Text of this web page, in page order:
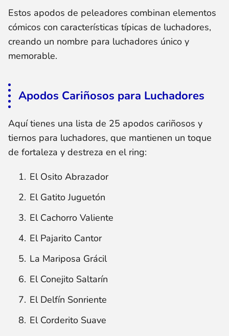
Estos apodos de peleadores combinan elementos
cómicos con características típicas de luchadores,
creando un nombre para luchadores único y
memorable.
Apodos Cariñosos para Luchadores
Aquí tienes una lista de 25 apodos cariñosos y
tiernos para luchadores, que mantienen un toque
de fortaleza y destreza en el ring:
El Osito Abrazador
El Gatito Juguetón
El Cachorro Valiente
El Pajarito Cantor
La Mariposa Grácil
El Conejito Saltarín
El Delfín Sonriente
El Corderito Suave